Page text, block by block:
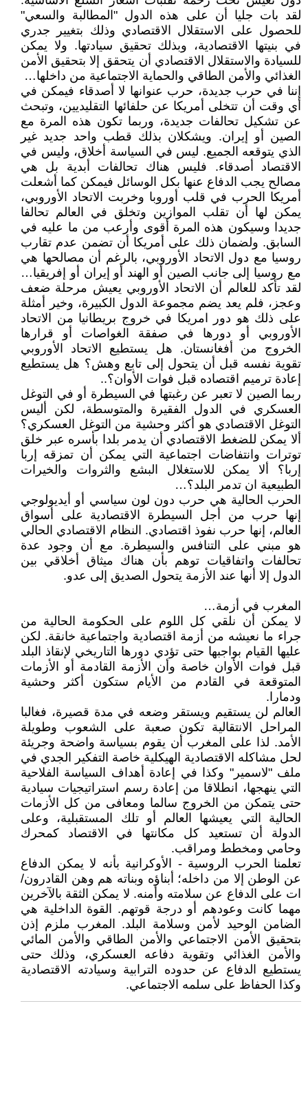
لقد بات جليا أن على هذه الدول "المطالبة والسعي"
للحصول على الاستقلال الاقتصادي وذلك بتغيير جدري
في بنيتها الاقتصادية، وبذلك تحقيق سيادتها. ولا يمكن
للسيادة والاستقلال الاقتصادي أن يتحقق إلا بتحقيق الأمن
الغذائي والأمن الطاقي والحماية الاجتماعية من داخلها…
إننا في حرب جديدة، حرب عنوانها لا أصدقاء فيمكن في
أي وقت أن تتخلى أمريكا عن حلفائها التقليديين، وتبحث
عن تشكيل تحالفات جديدة، وربما تكون هذه المرة مع
الصين أو إيران. ويشكلان بذلك قطب واحد جديد غير
الذي يتوقعه الجميع. ليس في السياسة أخلاق، وليس في
الاقتصاد أصدقاء. فليس هناك تحالفات أبدية بل هي
مصالح يجب الدفاع عنها بكل الوسائل فيمكن كما أشعلت
أمريكا الحرب في قلب أوروبا وخربت الاتحاد الأوروبي،
يمكن لها أن تقلب الموازين وتخلق في العالم تحالفا
جديدا وسيكون هذه المرة أقوى وأرعب من ما عليه في
السابق. ولضمان ذلك على أمريكا أن تضمن عدم تقارب
روسيا مع دول الاتحاد الأوروبي، بالرغم أن مصالحها هي
مع روسيا إلى جانب الصين أو الهند أو إيران أو إفريقيا…
لقد تأكد للعالم أن الاتحاد الأوروبي يعيش مرحلة ضعف
وعجز، فلم يعد يضم مجموعة الدول الكبيرة، وخير أمثلة
على ذلك هو دور امريكا في خروج بريطانيا من الاتحاد
الأوروبي أو دورها في صفقة الغواصات أو قرارها
الخروج من أفغانستان. هل يستطيع الاتحاد الأوروبي
تقوية نفسه قبل أن يتحول إلى تابع وهش؟ هل يستطيع
إعادة ترميم اقتصاده قبل فوات الأوان؟..
ربما الصين لا تعبر عن رغبتها في السيطرة أو في التوغل
العسكري في الدول الفقيرة والمتوسطة، لكن أليس
التوغل الاقتصادي هو أكثر وحشية من التوغل العسكري؟
ألا يمكن للضغط الاقتصادي أن يدمر بلدا بأسره عبر خلق
توترات وانتفاضات اجتماعية التي يمكن أن تمزقه إربا
إربا؟ ألا يمكن للاستغلال البشع والثروات والخيرات
الطبيعية ان تدمر البلد؟…
الحرب الحالية هي حرب دون لون سياسي أو أيديولوجي
إنها حرب من أجل السيطرة الاقتصادية على أسواق
العالم، إنها حرب نفوذ اقتصادي. النظام الاقتصادي الحالي
هو مبني على التنافس والسيطرة. مع أن وجود عدة
تحالفات واتفاقيات توهم بأن هناك ميثاق أخلاقي بين
الدول إلا أنها عند الأزمة يتحول الصديق إلى عدو.
المغرب في أزمة…
لا يمكن أن نلقي كل اللوم على الحكومة الحالية من
جراء ما نعيشه من أزمة اقتصادية واجتماعية خانقة. لكن
عليها القيام بواجبها حتى تؤدي دورها التاريخي لإنقاذ البلد
قبل فوات الأوان خاصة وأن الأزمة القادمة أو الأزمات
المتوقعة في القادم من الأيام ستكون أكثر وحشية
ودمارا.
العالم لن يستقيم ويستقر وضعه في مدة قصيرة، فغالبا
المراحل الانتقالية تكون صعبة على الشعوب وطويلة
الأمد. لذا على المغرب أن يقوم بسياسة واضحة وجريئة
لحل مشاكله الاقتصادية الهيكلية خاصة التفكير الجدي في
ملف "لاسمير" وكذا في إعادة أهداف السياسة الفلاحية
التي ينهجها، انطلاقا من إعادة رسم استراتيجيات سيادية
حتى يتمكن من الخروج سالما ومعافى من كل الأزمات
الحالية التي يعيشها العالم أو تلك المستقبلية، وعلى
الدولة أن تستعيد كل مكانتها في الاقتصاد كمحرك
وحامي ومخطط ومراقب.
تعلمنا الحرب الروسية - الأوكرانية بأنه لا يمكن الدفاع
عن الوطن إلا من داخله؛ أبناؤه وبناته هم وهن القادرون/
ات على الدفاع عن سلامته وأمنه. لا يمكن الثقة بالآخرين
مهما كانت وعودهم أو درجة قوتهم. القوة الداخلية هي
الضامن الوحيد لأمن وسلامة البلد. المغرب ملزم إذن
بتحقيق الأمن الاجتماعي والأمن الطاقي والأمن المائي
والأمن الغذائي وتقوية دفاعه العسكري، وذلك حتى
يستطيع الدفاع عن حدوده الترابية وسيادته الاقتصادية
وكذا الحفاظ على سلمه الاجتماعي.